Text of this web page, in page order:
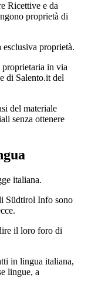
Ricettive e da
proprietà di
proprietà.
proprietaria in via
di Salento.it del
del materiale
senza ottenere
italiana.
Südtirol Info sono
il loro foro di
in lingua italiana,
lingue, a